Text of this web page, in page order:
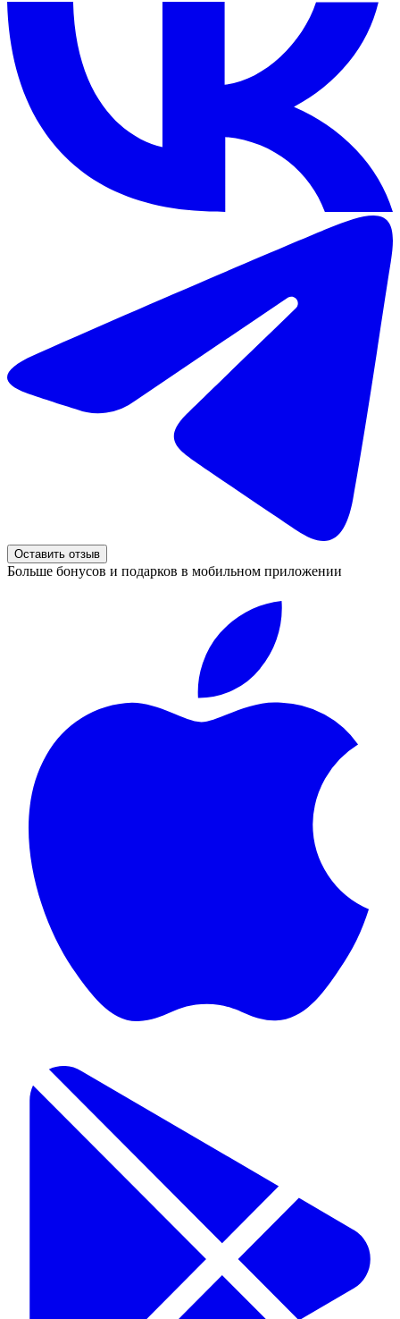
Оставить отзыв
Больше бонусов и подарков в мобильном приложении